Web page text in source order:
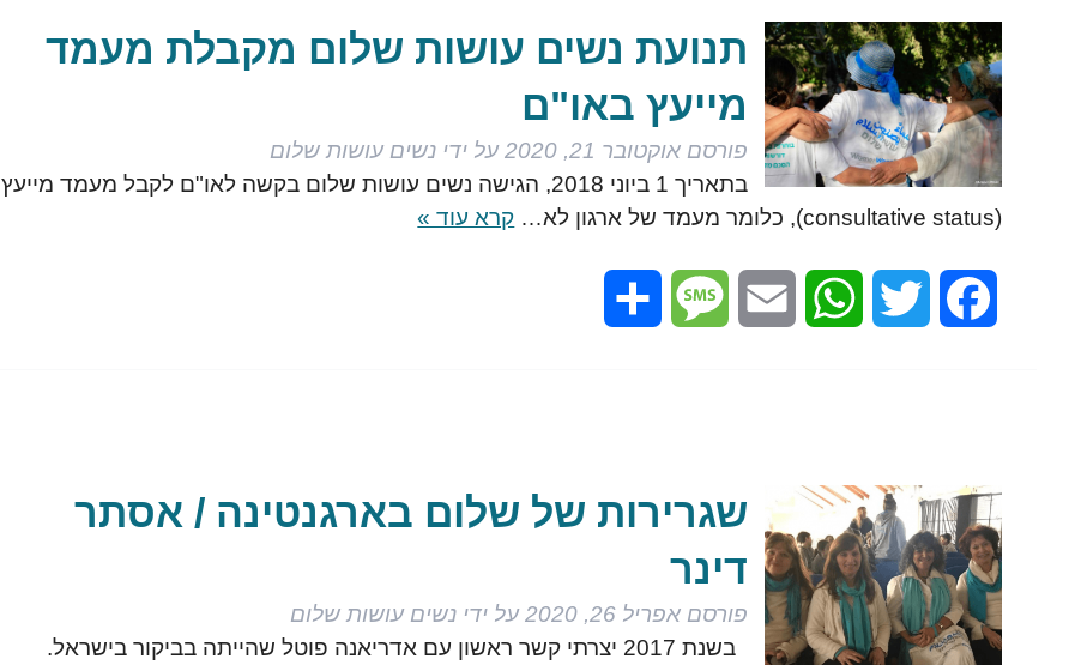
תנועת נשים עושות שלום מקבלת מעמד
מייעץ באו"ם
פורסםאוקטובר 21, 2020 על ידי נשים עושות שלום
בתאריך 1 ביוני 2018, הגישה נשים עושות שלום בקשה לאו"ם לקבל מעמד מייעץ
(consultative status), כלומר מעמד של ארגון לא…
קרא עוד »
Facebook
Twitter
WhatsApp
Email
Message
שגרירות של שלום בארגנטינה / אסתר
דינר
פורסםאפריל 26, 2020 על ידי נשים עושות שלום
בשנת 2017 יצרתי קשר ראשון עם אדריאנה פוטל שהייתה בביקור בישראל.